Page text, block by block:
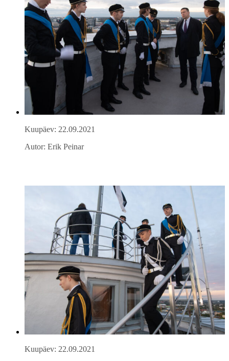
Kuupäev: 22.09.2021
Autor: Erik Peinar
Kuupäev: 22.09.2021